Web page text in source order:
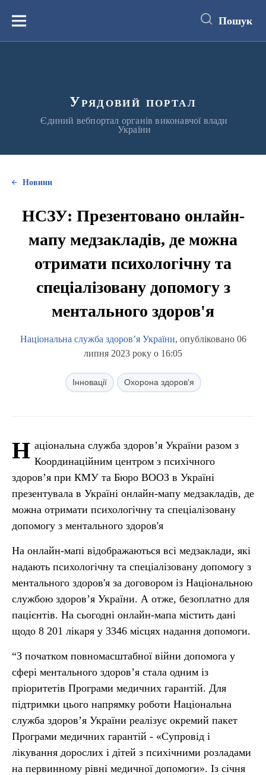
вмістуМеню Пошук
Урядовий портал
Єдиний вебпортал органів виконавчої влади
України
Новини
НСЗУ: Презентовано онлайн-
мапу медзакладів, де можна
отримати психологічну та
спеціалізовану допомогу з
ментального здоров'я
Національна служба здоров’я України, опубліковано 06
липня 2023 року о 16:05
Інновації Охорона здоров'я
Н аціональна служба здоров’я України разом з
Координаційним центром з психічного
здоров’я при КМУ та Бюро ВООЗ в Україні
презентувала в Україні онлайн-мапу медзакладів, де
можна отримати психологічну та спеціалізовану
допомогу з ментального здоров'я
На онлайн-мапі відображаються всі медзаклади, які
надають психологічну та спеціалізовану допомогу з
ментального здоров'я за договором із Національною
службою здоров’я України. А отже, безоплатно для
пацієнтів. На сьогодні онлайн-мапа містить дані
щодо 8 201 лікаря у 3346 місцях надання допомоги.
“З початком повномасштабної війни допомога у
сфері ментального здоров’я стала одним із
пріоритетів Програми медичних гарантій. Для
підтримки цього напрямку роботи Національна
служба здоров’я України реалізує окремий пакет
Програми медичних гарантій - «Супровід і
лікування дорослих і дітей з психічними розладами
на первинному рівні медичної допомоги». Із січня